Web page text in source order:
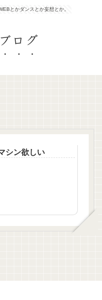
とかダンスとか妄想とか。
ログ
シン欲しい